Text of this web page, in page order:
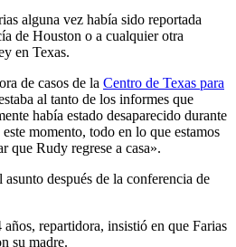
alguna vez había sido reportada
de Houston o a cualquier otra
en Texas.
de casos de la Centro de Texas para
al tanto de los informes que
había estado desaparecido durante
momento, todo en lo que estamos
que Rudy regrese a casa».
después de la conferencia de
repartidora, insistió en que Farias
su madre.